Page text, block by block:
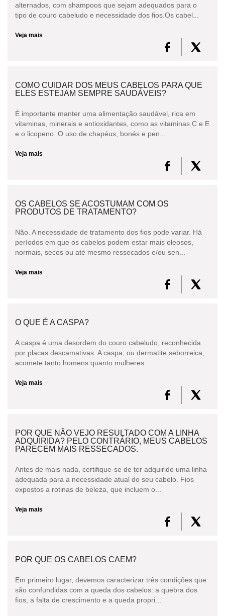
alternados, com shampoos que sejam adequados para o
tipo de couro cabeludo e necessidade dos fios.Os cabel...
Veja mais
COMO CUIDAR DOS MEUS CABELOS PARA QUE
ELES ESTEJAM SEMPRE SAUDÁVEIS?
É importante manter uma alimentação saudável, rica em
vitaminas, minerais e antioxidantes, como as vitaminas C e E
e o licopeno. O uso de chapéus, bonés e pen...
Veja mais
OS CABELOS SE ACOSTUMAM COM OS
PRODUTOS DE TRATAMENTO?
Não. A necessidade de tratamento dos fios pode variar. Há
períodos em que os cabelos podem estar mais oleosos,
normais, secos ou até mesmo ressecados e/ou sen...
Veja mais
O QUE É A CASPA?
A caspa é uma desordem do couro cabeludo, reconhecida
por placas descamativas. A caspa, ou dermatite seborreica,
acomete tanto homens quanto mulheres...
Veja mais
POR QUE NÃO VEJO RESULTADO COM A LINHA
ADQUIRIDA? PELO CONTRÁRIO, MEUS CABELOS
PARECEM MAIS RESSECADOS.
Antes de mais nada, certifique-se de ter adquirido uma linha
adequada para a necessidade atual do seu cabelo. Fios
expostos a rotinas de beleza, que incluem o...
Veja mais
POR QUE OS CABELOS CAEM?
Em primeiro lugar, devemos caracterizar três condições que
são confundidas com a queda dos cabelos: a quebra dos
fios, a falta de crescimento e a queda propri...